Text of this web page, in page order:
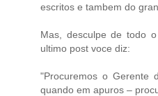
escritos e tambem do
Mas, desculpe de todo
ultimo post voce diz:
"Procuremos o Gerente
quando em apuros –